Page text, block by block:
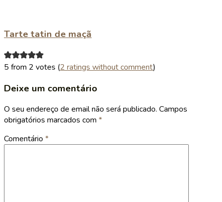
Tarte tatin de maçã
5 from 2 votes (2 ratings without comment)
Deixe um comentário
O seu endereço de email não será publicado. Campos
obrigatórios marcados com *
Comentário *